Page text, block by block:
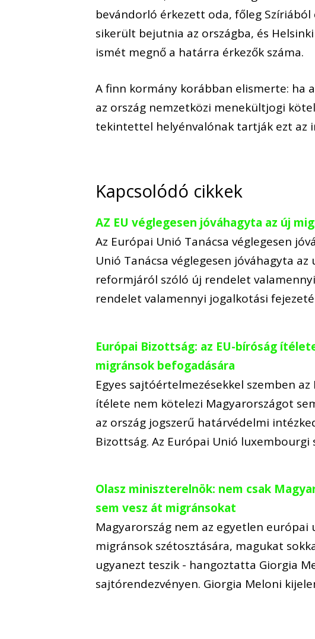
bevándorló érkezett oda, főleg
sikerült bejutnia az országba, és
ismét megnő a határra érkezők száma.
A finn kormány korábban elismerte: ha
az ország nemzetközi menekültjogi
tekintettel helyénvalónak tartják ezt az
Kapcsolódó cikkek
AZ EU véglegesen jóváhagyta az új
Az Európai Unió Tanácsa véglegesen
Unió Tanácsa véglegesen jóváhagyta
reformjáról szóló új rendelet
rendelet valamennyi jogalkotási
Európai Bizottság: az EU-bíróság
migránsok befogadására
Egyes sajtóértelmezésekkel szemben
ítélete nem kötelezi Magyarországot
az ország jogszerű határvédelmi
Bizottság. Az Európai Unió
Olasz miniszterelnök: nem csak
sem vesz át migránsokat
Magyarország nem az egyetlen
migránsok szétosztására, magukat
ugyanezt teszik - hangoztatta Giorgia
sajtórendezvényen. Giorgia Meloni